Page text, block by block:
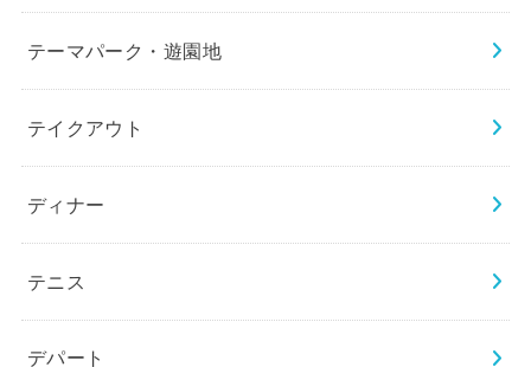
テーマパーク・遊園地
テイクアウト
ディナー
テニス
デパート